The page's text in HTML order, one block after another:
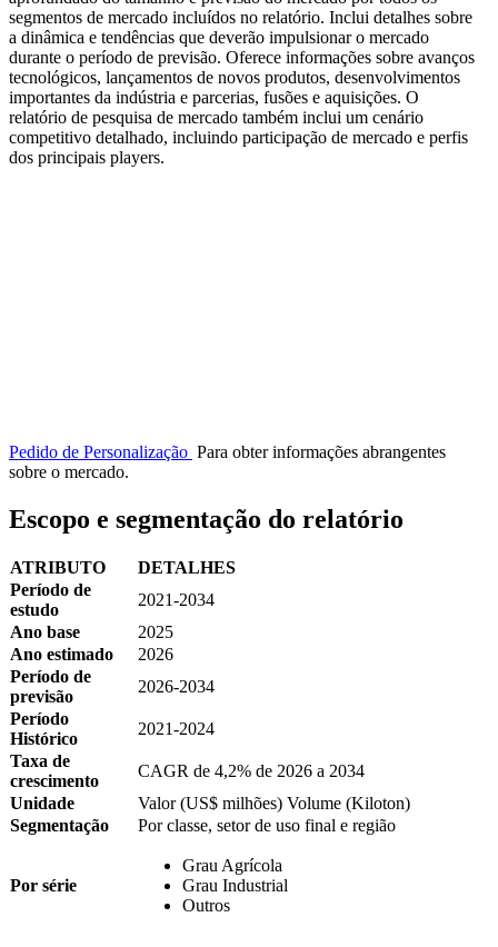
segmentos de mercado incluídos no relatório. Inclui detalhes sobre
a dinâmica e tendências que deverão impulsionar o mercado
durante o período de previsão. Oferece informações sobre avanços
tecnológicos, lançamentos de novos produtos, desenvolvimentos
importantes da indústria e parcerias, fusões e aquisições. O
relatório de pesquisa de mercado também inclui um cenário
competitivo detalhado, incluindo participação de mercado e perfis
dos principais players.
Pedido de Personalização Para obter informações abrangentes
sobre o mercado.
Escopo e segmentação do relatório
ATRIBUTO
DETALHES
Período de
estudo
2021-2034
Ano base
2025
Ano estimado
2026
Período de
previsão
2026-2034
Período
Histórico
2021-2024
Taxa de
crescimento
CAGR de 4,2% de 2026 a 2034
Unidade
Valor (US$ milhões) Volume (Kiloton)
Segmentação
Por classe, setor de uso final e região
Por série
Grau Agrícola
Grau Industrial
Outros